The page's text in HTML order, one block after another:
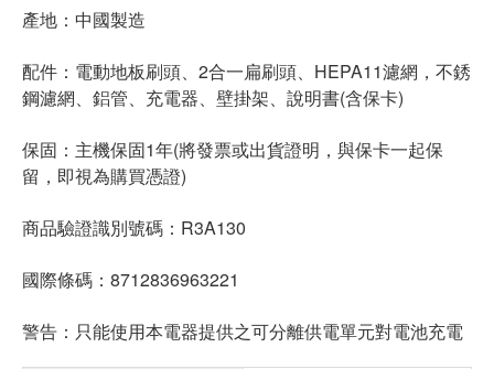
產地：中國製造
配件：電動地板刷頭、2合一扁刷頭、HEPA11濾網，不銹
鋼濾網、鋁管、充電器、壁掛架、說明書(含保卡)
保固：主機保固1年(將發票或出貨證明，與保卡一起保
留，即視為購買憑證)
商品驗證識別號碼：R3A130
國際條碼：8712836963221
警告：只能使用本電器提供之可分離供電單元對電池充電